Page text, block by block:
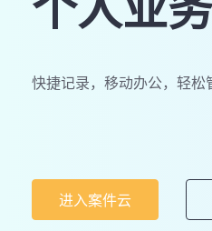
快捷记录，移动办公，轻松
进入案件云